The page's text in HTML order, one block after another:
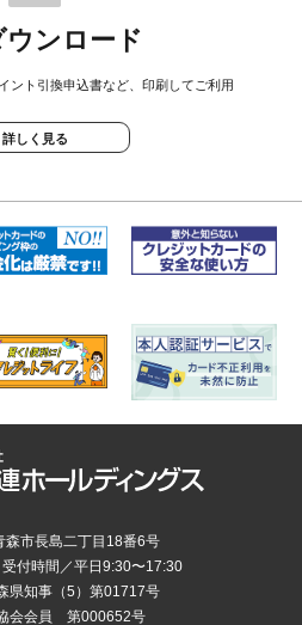
ウンロード
ント引換申込書など、印刷してご利用
詳しく見る
森市長島二丁目18番6号
付時間／平日9:30〜17:30
県知事（5）第01717号
会会員 第000652号